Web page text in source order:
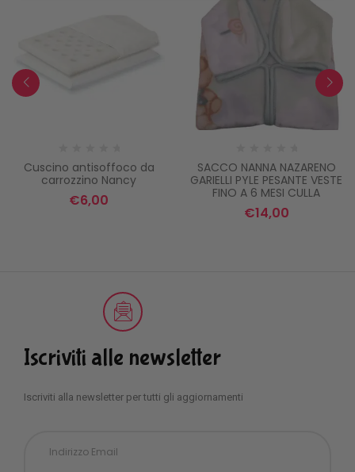
Cuscino antisoffoco da
carrozzino Nancy
€6,00
SACCO NANNA NAZARENO
GARIELLI PYLE PESANTE VESTE
FINO A 6 MESI CULLA
€14,00
Iscriviti alle newsletter
Iscriviti alla newsletter per tutti gli aggiornamenti